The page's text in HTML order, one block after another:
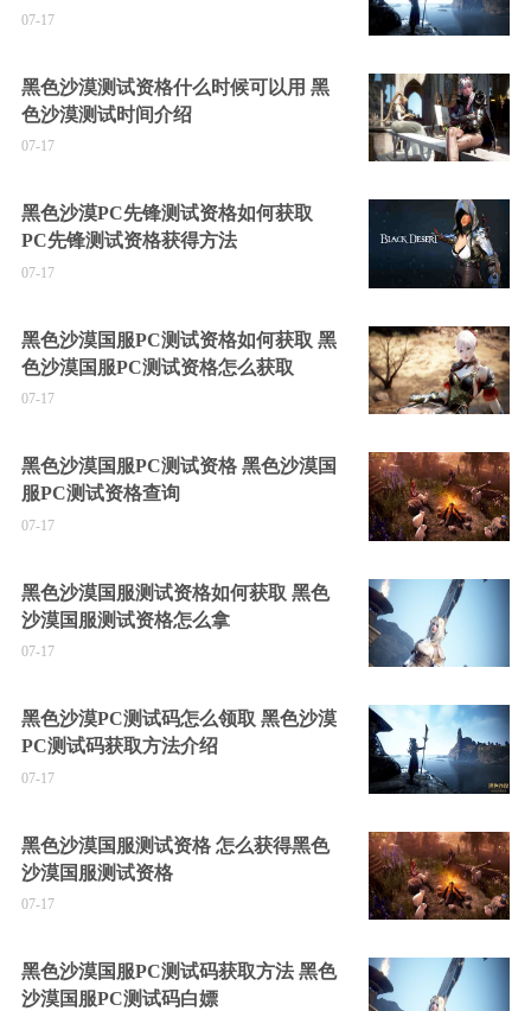
07-17
黑色沙漠测试资格什么时候可以用 黑
色沙漠测试时间介绍
07-17
黑色沙漠PC先锋测试资格如何获取
PC先锋测试资格获得方法
07-17
黑色沙漠国服PC测试资格如何获取 黑
色沙漠国服PC测试资格怎么获取
07-17
黑色沙漠国服PC测试资格 黑色沙漠国
服PC测试资格查询
07-17
黑色沙漠国服测试资格如何获取 黑色
沙漠国服测试资格怎么拿
07-17
黑色沙漠PC测试码怎么领取 黑色沙漠
PC测试码获取方法介绍
07-17
黑色沙漠国服测试资格 怎么获得黑色
沙漠国服测试资格
07-17
黑色沙漠国服PC测试码获取方法 黑色
沙漠国服PC测试码白嫖